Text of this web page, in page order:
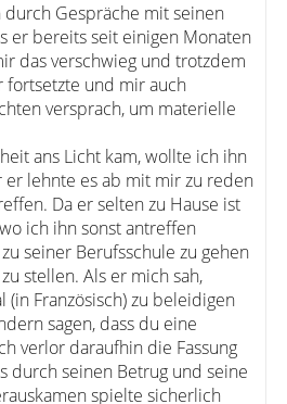
Gespräche mit seinen
er bereits seit einigen Monaten
das verschwieg und trotzdem
fortsetzte und mir auch
versprach, um materielle
ans Licht kam, wollte ich ihn
er lehnte es ab mit mir zu reden
Da er selten zu Hause ist
ich ihn sonst antreffen
seiner Berufsschule zu gehen
stellen. Als er mich sah,
(in Französisch) zu beleidigen
sagen, dass du eine
verlor daraufhin die Fassung
durch seinen Betrug und seine
spielte sicherlich